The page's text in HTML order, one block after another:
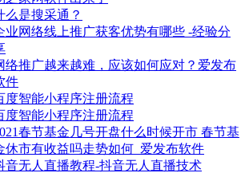
么是搜采通？
业网络线上推广获客优势有哪些 -经验分
络推广越来越难，应该如何应对？爱发布
件
度智能小程序注册流程
度智能小程序注册流程
春节基金几号开盘什么时候开市 春节基
休市有收益吗走势如何_爱发布软件
音无人直播教程-抖音无人直播技术